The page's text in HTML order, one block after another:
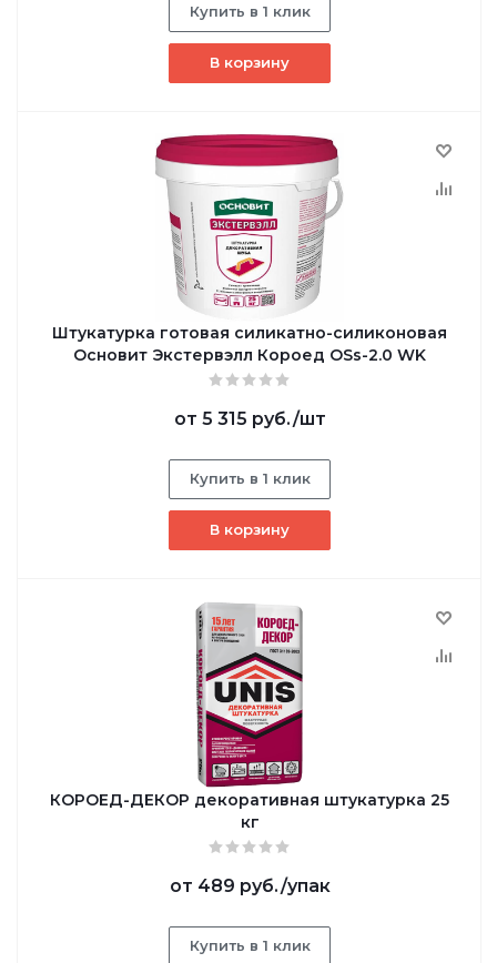
Купить в 1 клик
В корзину
Штукатурка готовая силикатно-силиконовая
Основит Экстервэлл Короед OSs-2.0 WK
от 5 315 руб./шт
Купить в 1 клик
В корзину
КОРОЕД-ДЕКОР декоративная штукатурка 25
кг
от 489 руб./упак
Купить в 1 клик